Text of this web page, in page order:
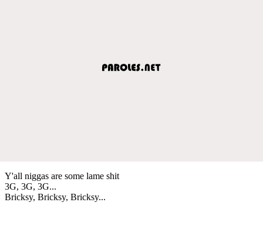
Y'all niggas are some lame shit
3G, 3G, 3G...
Bricksy, Bricksy, Bricksy...